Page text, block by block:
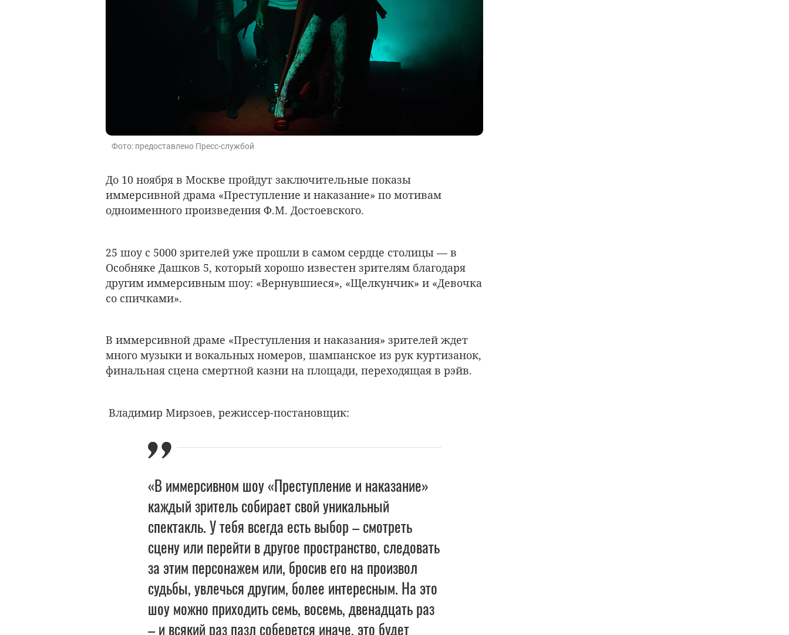
Фото: предоставлено Пресс-службой
До 10 ноября в Москве пройдут заключительные показы
иммерсивной драма «Преступление и наказание» по мотивам
одноименного произведения Ф.М. Достоевского.
25 шоу с 5000 зрителей уже прошли в самом сердце столицы — в
Особняке Дашков 5, который хорошо известен зрителям благодаря
другим иммерсивным шоу: «Вернувшиеся», «Щелкунчик» и «Девочка
со спичками».
В иммерсивной драме «Преступления и наказания» зрителей ждет
много музыки и вокальных номеров, шампанское из рук куртизанок,
финальная сцена смертной казни на площади, переходящая в рэйв.
Владимир Мирзоев, режиссер-постановщик:
«В иммерсивном шоу «Преступление и наказание»
каждый зритель собирает свой уникальный
спектакль. У тебя всегда есть выбор – смотреть
сцену или перейти в другое пространство, следовать
за этим персонажем или, бросив его на произвол
судьбы, увлечься другим, более интересным. На это
шоу можно приходить семь, восемь, двенадцать раз
– и всякий раз пазл соберется иначе, это будет